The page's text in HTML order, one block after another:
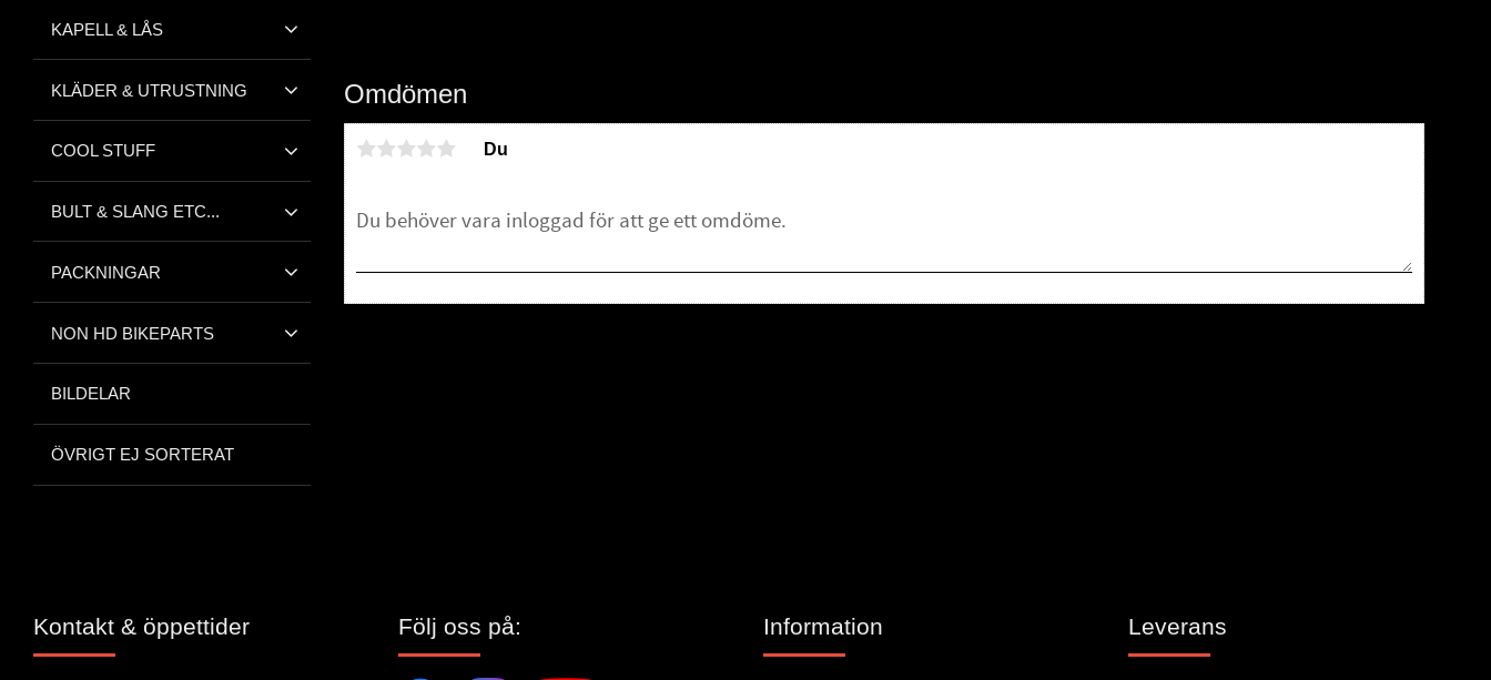
Omdömen
Du
KAPELL & LÅS
KLÄDER & UTRUSTNING
COOL STUFF
BULT & SLANG ETC...
PACKNINGAR
NON HD BIKEPARTS
BILDELAR
ÖVRIGT EJ SORTERAT
Kontakt & öppettider Följ oss på: Information Leverans